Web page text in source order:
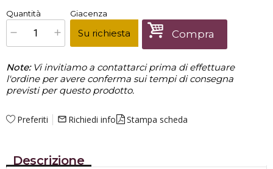
x1 Prezzo finale:€315,00
Quantità Giacenza
Su richiesta Compra
Note: Vi invitiamo a contattarci prima di effettuare
l'ordine per avere conferma sui tempi di consegna
previsti per questo prodotto.
Preferiti mail_outline Richiedi info Stampa scheda
Descrizione